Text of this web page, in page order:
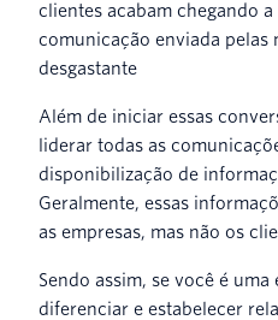
clientes acabam chegando
comunicação enviada pelas
desgastante
Além de iniciar essas
liderar todas as
disponibilização de
Geralmente, essas
as empresas, mas não os
Sendo assim, se você é
diferenciar e estabelecer